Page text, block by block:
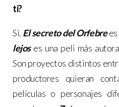
ti?
Sí. El secreto del Orfebrees
lejoses una peli más
Son proyectos distintos
productores quieran
películas o personajes